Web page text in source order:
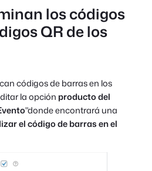
Italian
Portuguese
Czech
Greek
los códigos
QR de los
códigos de barras en los
la opción producto del
"donde encontrará una
el código de barras en el